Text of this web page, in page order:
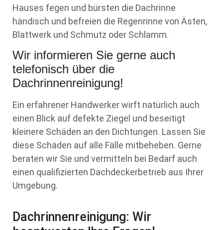
Hauses fegen und bürsten die Dachrinne
händisch und befreien die Regenrinne von Ästen,
Blattwerk und Schmutz oder Schlamm.
Wir informieren Sie gerne auch
telefonisch über die
Dachrinnenreinigung!
Ein erfahrener Handwerker wirft natürlich auch
einen Blick auf defekte Ziegel und beseitigt
kleinere Schäden an den Dichtungen. Lassen Sie
diese Schäden auf alle Fälle mitbeheben. Gerne
beraten wir Sie und vermitteln bei Bedarf auch
einen qualifizierten Dachdeckerbetrieb aus Ihrer
Umgebung.
Dachrinnenreinigung: Wir